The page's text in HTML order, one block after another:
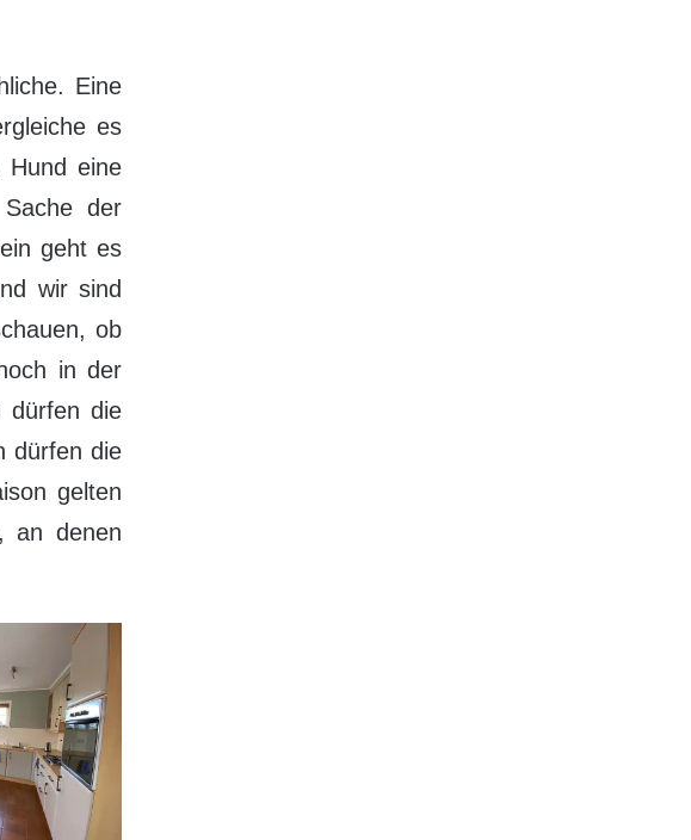
Eine
es
eine
der
geht es
wir sind
ob
in der
dürfen die
dürfen die
gelten
an denen